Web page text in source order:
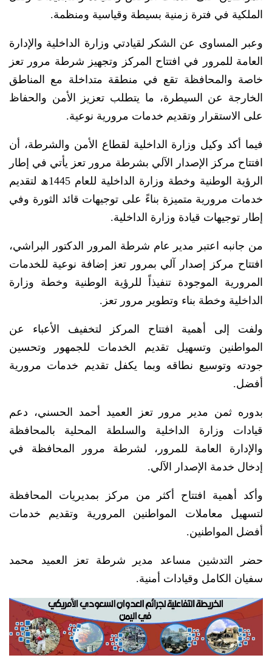
الملكية في فترة زمنية بسيطة وقياسية ومنظمة.
وعبر المساوى عن الشكر لقيادتي وزارة الداخلية والإدارة
العامة للمرور في افتتاح المركز وتجهيز شرطة مرور تعز
خاصة والمحافظة تقع في منطقة متداخلة مع المناطق
الخارجة عن السيطرة، ما يتطلب تعزيز الأمن والحفاظ
على الاستقرار وتقديم خدمات مرورية نوعية.
فيما أكد وكيل وزارة الداخلية لقطاع الأمن والشرطة، أن
افتتاح مركز الإصدار الآلي بشرطة مرور تعز يأتي في إطار
الرؤية الوطنية وخطة وزارة الداخلية للعام 1445ھ لتقديم
خدمات مرورية متميزة بناءً على توجيهات قائد الثورة وفي
إطار توجيهات قيادة وزارة الداخلية.
من جانبه اعتبر مدير عام شرطة المرور الدكتور البراشي،
افتتاح مركز إصدار آلي بمرور تعز إضافة نوعية للخدمات
المرورية الموجودة تنفيذاً للرؤية الوطنية وخطة وزارة
الداخلية وخطة بناء وتطوير مرور تعز.
ولفت إلى أهمية افتتاح المركز لتخفيف الأعباء عن
المواطنين وتسهيل تقديم الخدمات للجمهور وتحسين
جودته وتوسيع نطاقه وبما يكفل تقديم خدمات مرورية
أفضل.
بدوره ثمن مدير مرور تعز العميد أحمد الحسني، دعم
قيادات وزارة الداخلية والسلطة المحلية بالمحافظة
والإدارة العامة للمرور، لشرطة مرور المحافظة في
إدخال خدمة الإصدار الآلي.
وأكد أهمية افتتاح أكثر من مركز بمديريات المحافظة
لتسهيل معاملات المواطنين المرورية وتقديم خدمات
أفضل المواطنين.
حضر التدشين مساعد مدير شرطة تعز العميد محمد
سفيان الكامل وقيادات أمنية.